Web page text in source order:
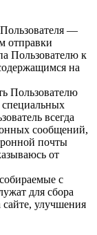
—
отправки
Пользователю к
на
Пользователю
специальных
всегда
сообщений,
почты
от
с
для сбора
улучшения